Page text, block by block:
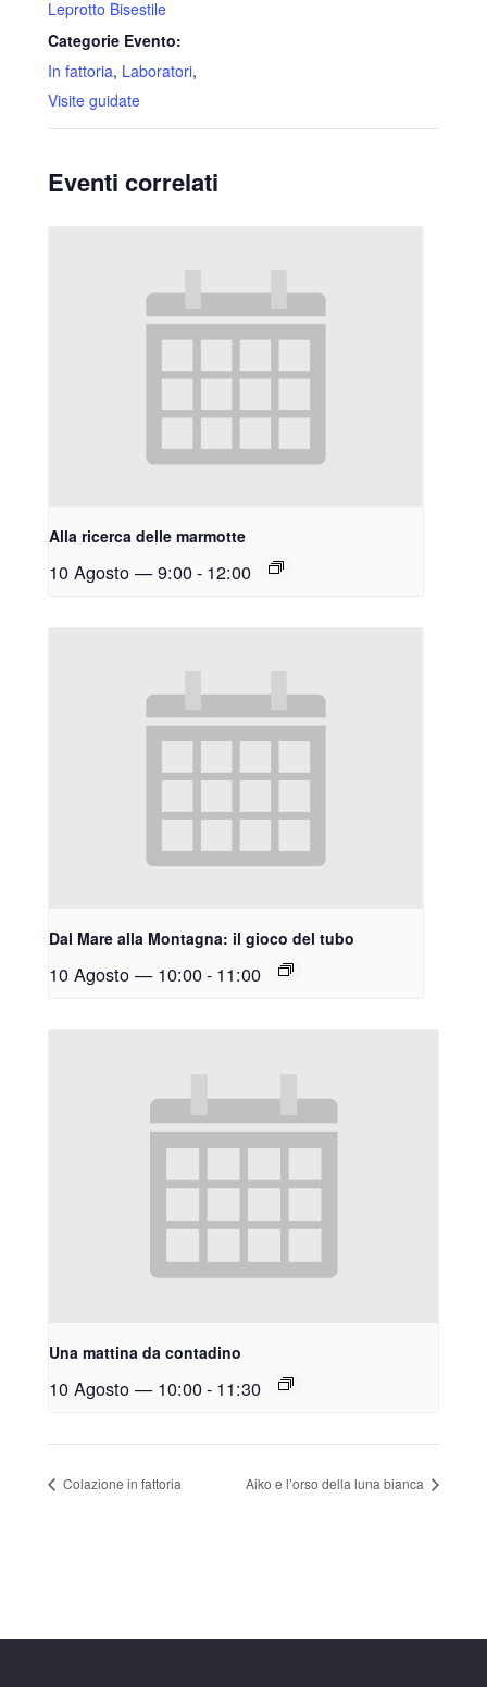
Leprotto Bisestile
Categorie Evento:
In fattoria, Laboratori,
Visite guidate
Eventi correlati
Alla ricerca delle marmotte
10 Agosto — 9:00- 12:00
Dal Mare alla Montagna: il gioco del tubo
10 Agosto — 10:00- 11:00
Una mattina da contadino
10 Agosto — 10:00- 11:30
Colazione in fattoria Aiko e l’orso della luna bianca